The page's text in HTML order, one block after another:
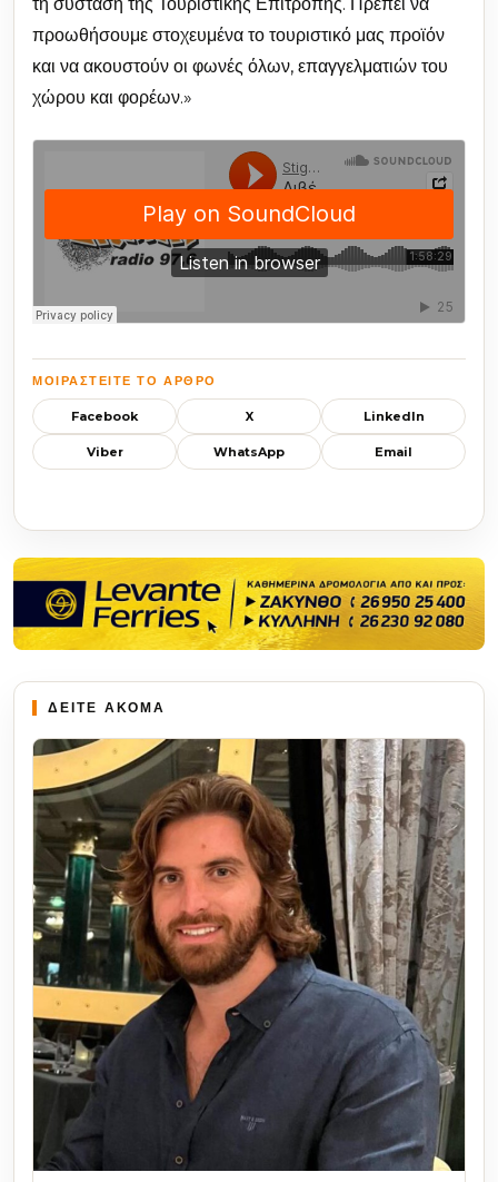
τη σύσταση της Τουριστικής Επιτροπής. Πρέπει να
προωθήσουμε στοχευμένα το τουριστικό μας προϊόν
και να ακουστούν οι φωνές όλων, επαγγελματιών του
χώρου και φορέων.»
ΜΟΙΡΑΣΤΕΊΤΕ ΤΟ ΆΡΘΡΟ
Facebook X LinkedIn
Viber WhatsApp Email
ΔΕΙΤΕ ΑΚΟΜΑ